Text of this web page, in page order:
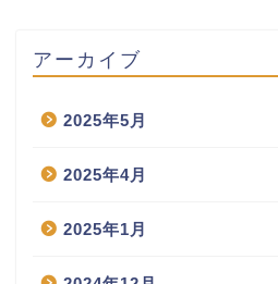
アーカイブ
2025年5月
2025年4月
2025年1月